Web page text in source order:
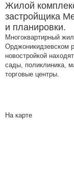
Жилой
застройщика
и планировки.
Многоквартирный
Орджоникидзевском
новостройкой
сады, поликлиника,
торговые центры.
На карте